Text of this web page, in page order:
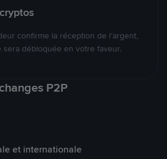
confirme la réception de l’argent,
sera débloquée en votre faveur.
P2P
et internationale